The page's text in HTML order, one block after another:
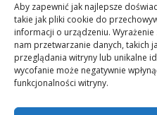
Aby zapewnić jak najlepsze
takie jak pliki cookie do
informacji o urządzeniu.
nam przetwarzanie danych, takich
przeglądania witryny lub unikalne
wycofanie może negatywnie
funkcjonalności witryny.